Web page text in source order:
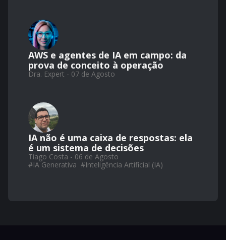
AWS e agentes de IA em campo: da
prova de conceito à operação
Dra. Expert - 07 de Agosto
IA não é uma caixa de respostas: ela
é um sistema de decisões
Tiago Costa - 06 de Agosto
#IA Generativa #Inteligência Artificial (IA)